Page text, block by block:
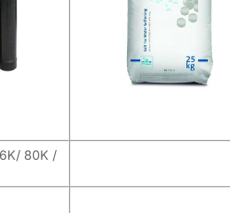
80K /